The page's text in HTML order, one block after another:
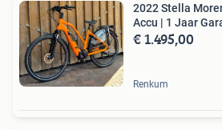
2022 Stella
Accu | 1 Jaar
€ 1.495,00
Renkum